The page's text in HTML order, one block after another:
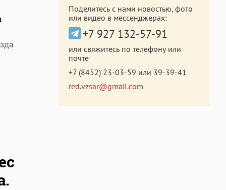
Поделитесь с нами новостью, фото
или видео в мессенджерах:
+7 927 132-57-91
или свяжитесь по телефону или
почте
+7 (8452) 23-03-59 или 39-39-41
red.vzsar@gmail.com